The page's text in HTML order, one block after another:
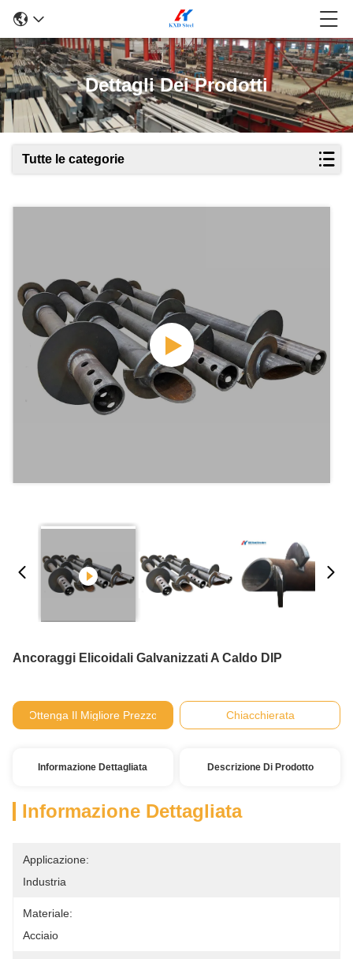
Dettagli Dei Prodotti
Tutte le categorie
Ancoraggi Elicoidali Galvanizzati A Caldo DIP
Ottenga Il Migliore Prezzo Chiacchierata
Informazione Dettagliata Descrizione Di Prodotto
Informazione Dettagliata
Applicazione:
Industria
Materiale:
Acciaio